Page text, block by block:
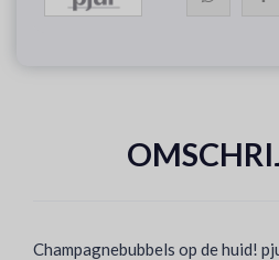
Champagnebubbels op de huid!